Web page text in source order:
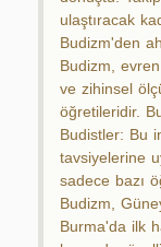
ulaştıracak
Budizm'den
Budizm,
ve zihinsel
öğretileridir.
Budistler: Bu
tavsiyelerine
sadece bazı
Budizm,
Burma'da ilk